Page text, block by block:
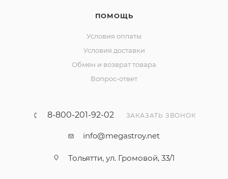
ПОМОЩЬ
Условия оплаты
Условия доставки
Обмен и возврат товара
Вопрос-ответ
8-800-201-92-02 ЗАКАЗАТЬ ЗВОНОК
info@megastroy.net
Тольятти, ул. Громовой, 33/1